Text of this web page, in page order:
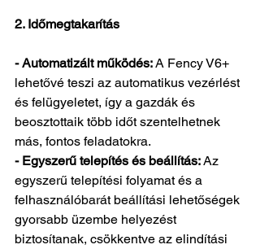
2. Időmegtakarítás
- Automatizált működés: A Fency V6+
lehetővé teszi az automatikus vezérlést
és felügyeletet, így a gazdák és
beosztottaik több időt szentelhetnek
más, fontos feladatokra.
- Egyszerű telepítés és beállítás: Az
egyszerű telepítési folyamat és a
felhasználóbarát beállítási lehetőségek
gyorsabb üzembe helyezést
biztosítanak, csökkentve az elindítási